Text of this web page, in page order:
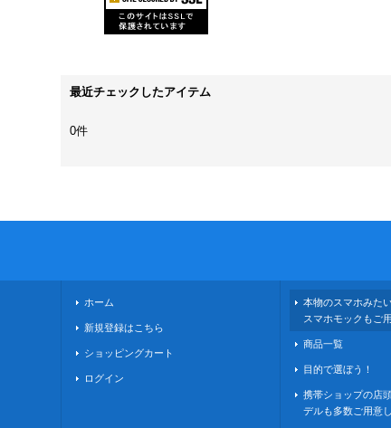
最近チェックしたアイテム
0件
ホーム
新規登録はこちら
ショッピングカート
ログイン
本物のスマホみた
スマホモックもご
商品一覧
目的で選ぼう！
携帯ショップの店
デルも多数ご用意